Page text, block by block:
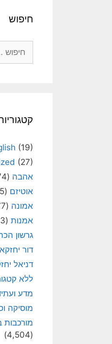
חיפוש
(19)
(27)
אהבה (74)
אוטיזם (15)
אמונה (1,277)
אמנות (253)
גרשון
דור
דניאל
ללא
מדע
מוסיקה
מורכבות
(4,504)